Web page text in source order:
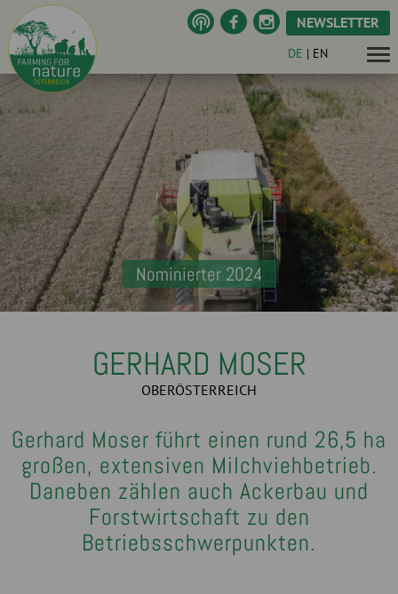
NEWSLETTER
DE | EN
Nominierter 2024
GERHARD MOSER
OBERÖSTERREICH
Gerhard Moser führt einen rund 26,5 ha
großen, extensiven Milchviehbetrieb.
Daneben zählen auch Ackerbau und
Forstwirtschaft zu den
Betriebsschwerpunkten.